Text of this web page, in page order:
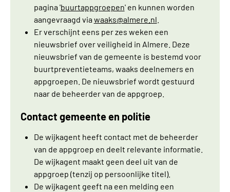
pagina 'buurtappgroepen' en kunnen worden
aangevraagd via waaks@almere.nl
Er verschijnt eens per zes weken een
nieuwsbrief over veiligheid in Almere. Deze
nieuwsbrief van de gemeente is bestemd voor
buurtpreventieteams, waaks deelnemers en
appgroepen. De nieuwsbrief wordt gestuurd
naar de beheerder van de appgroep.
Contact gemeente en politie
De wijkagent heeft contact met de beheerder
van de appgroep en deelt relevante informatie.
De wijkagent maakt geen deel uit van de
appgroep (tenzij op persoonlijke titel).
De wijkagent geeft na een melding een